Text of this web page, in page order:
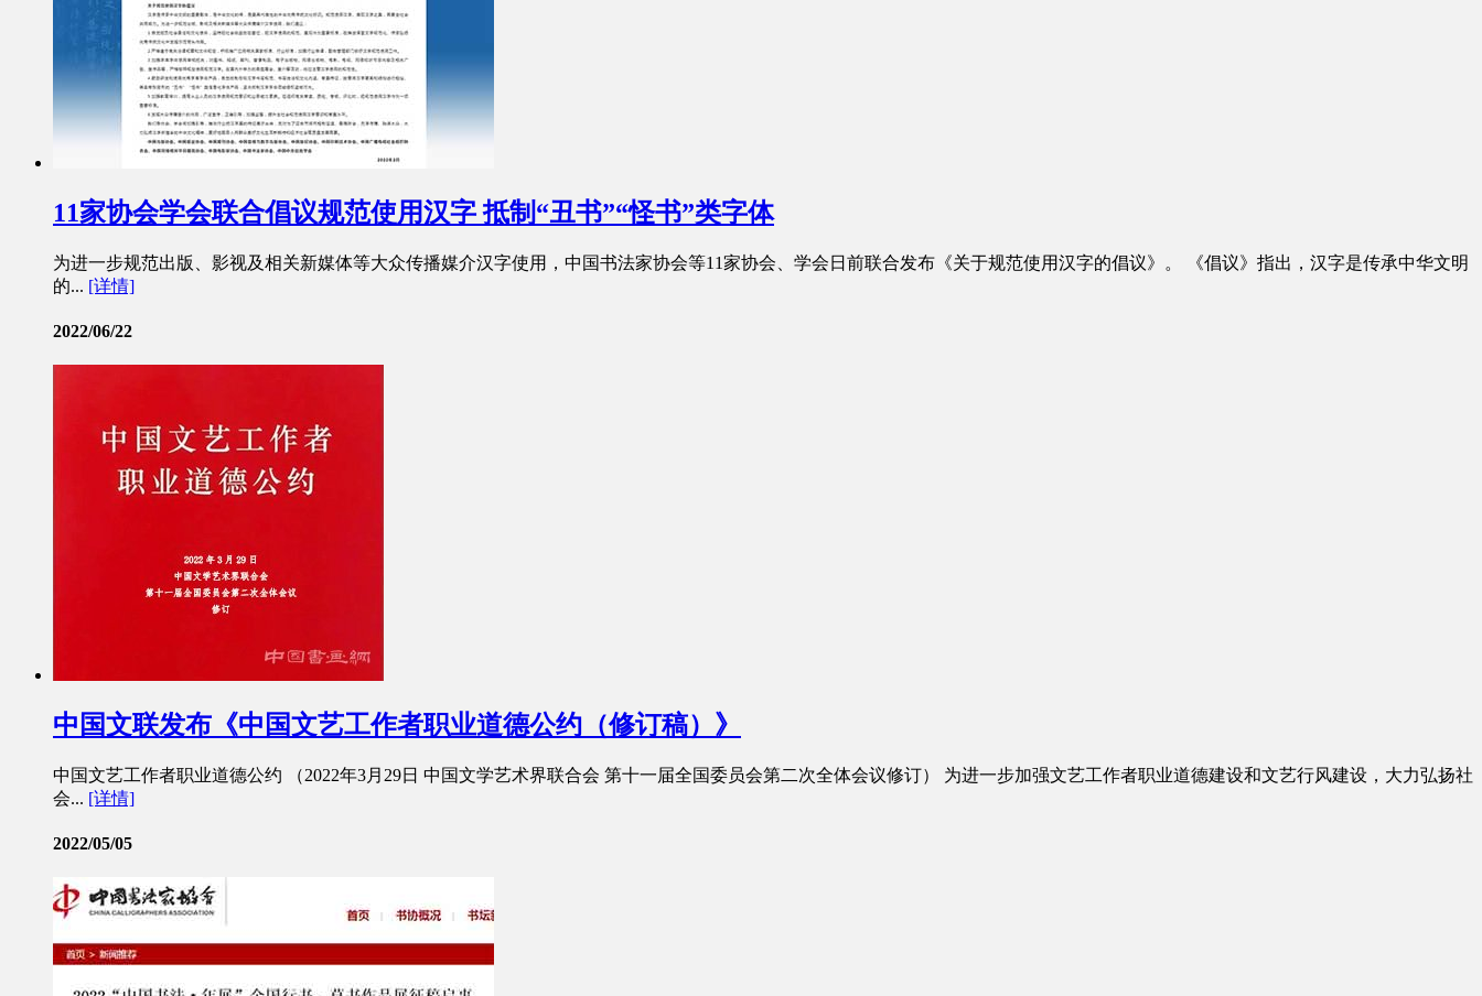
11家协会学会联合倡议规范使用汉字 抵制“丑书”“怪书”类字体
为进一步规范出版、影视及相关新媒体等大众传播媒介汉字使用，中国书法家协会等11家协会、学会日前联合发布《关于规范使用汉字的倡议》。 《倡议》指出，汉字是传承中华文明
的... [详情]
2022/06/22
中国文联发布《中国文艺工作者职业道德公约（修订稿）》
中国文艺工作者职业道德公约 （2022年3月29日 中国文学艺术界联合会 第十一届全国委员会第二次全体会议修订） 为进一步加强文艺工作者职业道德建设和文艺行风建设，大力弘扬社
会... [详情]
2022/05/05